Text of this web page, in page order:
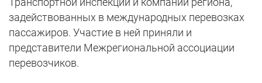
задействованных в международных перевозках
пассажиров. Участие в ней приняли и
представители Межрегиональной ассоциации
перевозчиков.